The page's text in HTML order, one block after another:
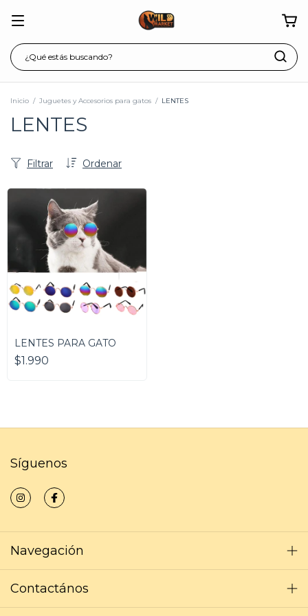
Inicio / Juguetes y Accesorios para gatos / LENTES
LENTES
Ordenar
Filtrar
LENTES PARA GATO
$1.990
Síguenos
Navegación
Contactános